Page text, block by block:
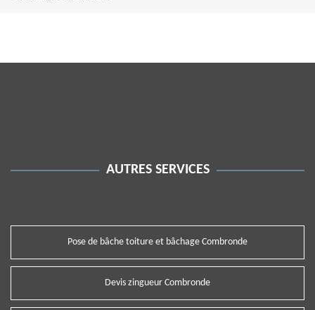
AUTRES SERVICES
Pose de bâche toiture et bâchage Combronde
Devis zingueur Combronde